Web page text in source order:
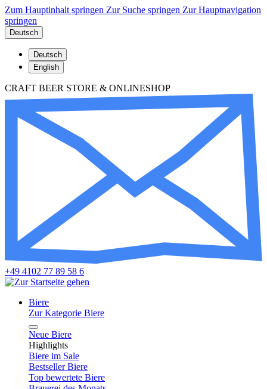
Zum Hauptinhalt springen Zur Suche springen Zur Hauptnavigation
springen
Deutsch
Deutsch
English
CRAFT BEER STORE & ONLINESHOP
+49 4102 77 89 58 6
Biere
Zur Kategorie Biere
Neue Biere
Highlights
Biere im Sale
Bestseller Biere
Top bewertete Biere